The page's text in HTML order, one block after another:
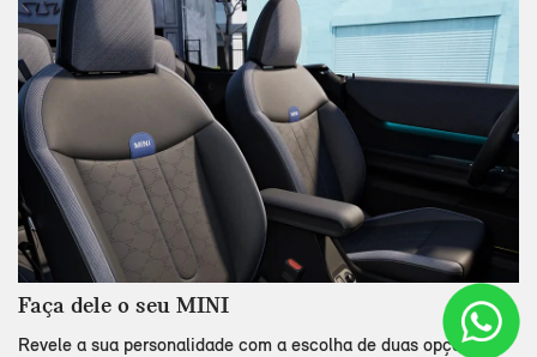
Faça dele o seu MINI
Revele a sua personalidade com a escolha de duas opções de